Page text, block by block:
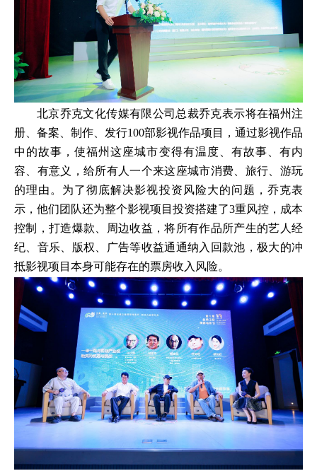
北京乔克文化传媒有限公司总裁乔克表示将在福州注
册、备案、制作、发行100部影视作品项目，通过影视作品
中的故事，使福州这座城市变得有温度、有故事、有内
容、有意义，给所有人一个来这座城市消费、旅行、游玩
的理由。为了彻底解决影视投资风险大的问题，乔克表
示，他们团队还为整个影视项目投资搭建了3重风控，成本
控制，打造爆款、周边收益，将所有作品所产生的艺人经
纪、音乐、版权、广告等收益通通纳入回款池，极大的冲
抵影视项目本身可能存在的票房收入风险。